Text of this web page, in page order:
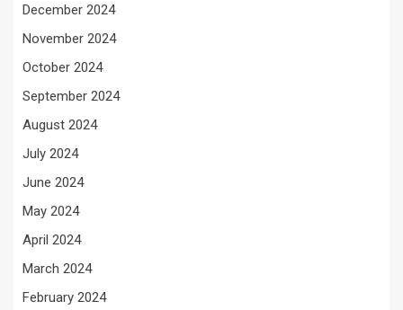
December 2024
November 2024
October 2024
September 2024
August 2024
July 2024
June 2024
May 2024
April 2024
March 2024
February 2024